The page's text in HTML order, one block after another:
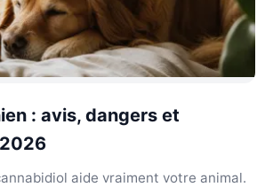
: avis, dangers et
aide vraiment votre animal.